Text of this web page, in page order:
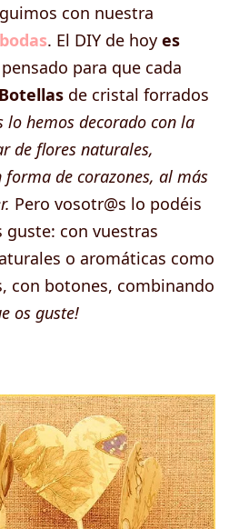
con nuestra
. El DIY de hoy es
para que cada
Botellas de cristal forrados
lo hemos decorado con la
de flores naturales,
de corazones, al más
Pero vosotr@s lo podéis
guste: con vuestras
o aromáticas como
con botones, combinando
os guste!